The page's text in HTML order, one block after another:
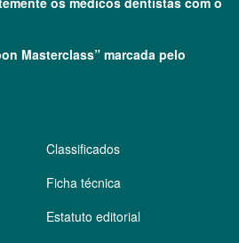
Masterclass” marcada pelo
Classificados
Ficha técnica
Estatuto editorial